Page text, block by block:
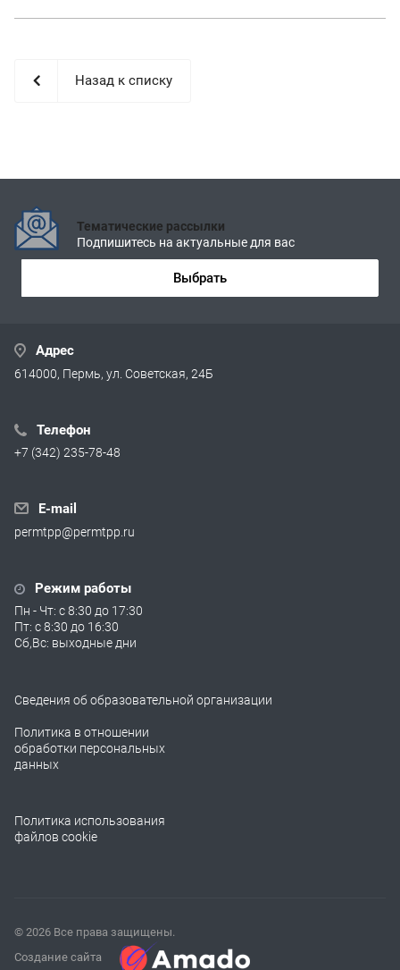
Назад к списку
Тематические рассылки
Подпишитесь на актуальные для вас
Выбрать
Адрес
614000, Пермь, ул. Советская, 24Б
Телефон
+7 (342) 235-78-48
E-mail
permtpp@permtpp.ru
Режим работы
Пн - Чт: с 8:30 до 17:30
Пт: с 8:30 до 16:30
Сб,Вс: выходные дни
Сведения об образовательной организации
Политика в отношении
обработки персональных
данных
Политика использования
файлов cookie
© 2026 Все права защищены.
Создание сайта